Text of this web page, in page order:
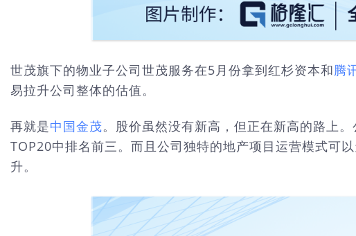
世茂旗下的物业子公司世茂服务在5月份拿到红杉资本和腾
易拉升公司整体的估值。
再就是中国金茂。股价虽然没有新高，但正在新高的路上
TOP20中排名前三。而且公司独特的地产项目运营模式可
升。